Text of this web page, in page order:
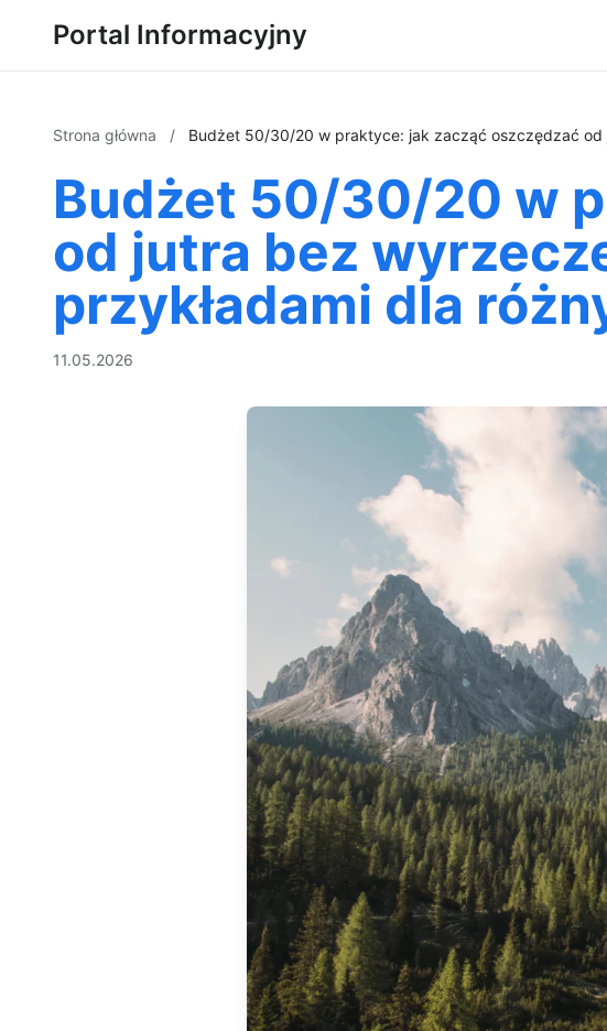
Portal Informacyjny
Strona główna / Budżet 50/30/20 w praktyce: jak zacząć oszczędzać
Budżet 50/30/20 w
od jutra bez
przykładami dla
11.05.2026